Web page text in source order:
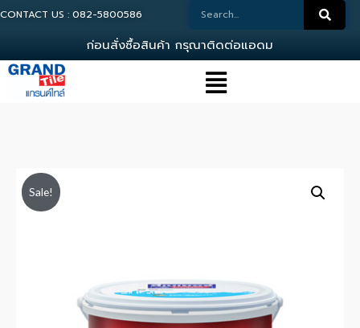
CONTACT US : 082-5800586
กอนสงซอสนคา กรณาตดตอแอดมน
Sale!